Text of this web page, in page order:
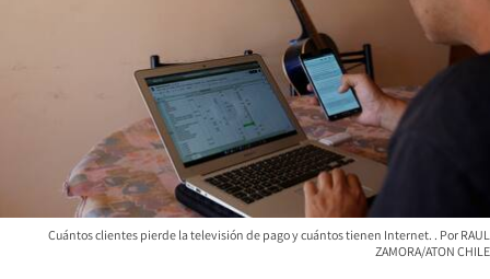
Cuántos clientes pierde la televisión de pago y cuántos tienen Internet.
RAUL
ZAMORA/ATON CHILE